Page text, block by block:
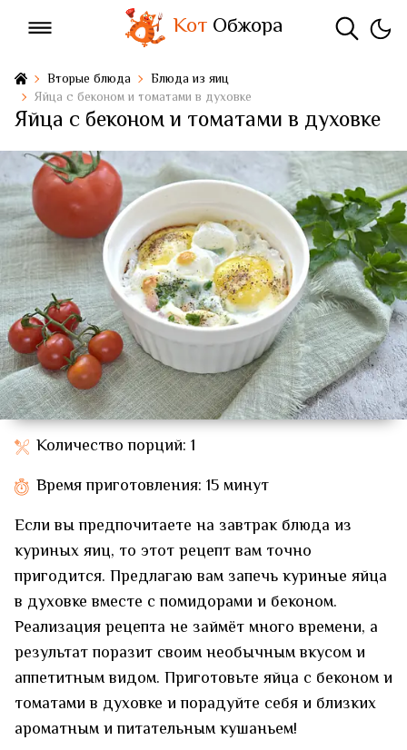
КотОбжора
Вторые блюда
Блюда из яиц
Яйца с беконом и томатами в духовке
Яйца с беконом и томатами в духовке
Количество порций: 1
Время приготовления: 15 минут
Если вы предпочитаете на завтрак блюда из
куриных яиц, то этот рецепт вам точно
пригодится. Предлагаю вам запечь куриные яйца
в духовке вместе с помидорами и беконом.
Реализация рецепта не займёт много времени, а
результат поразит своим необычным вкусом и
аппетитным видом. Приготовьте яйца с беконом и
томатами в духовке и порадуйте себя и близких
ароматным и питательным кушаньем!